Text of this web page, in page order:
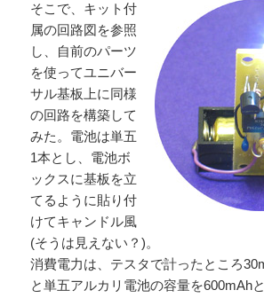
そこで、キット付
属の回路図を参照
し、自前のパーツ
を使ってユニバー
サル基板上に同様
の回路を構築して
みた。電池は単五
1本とし、電池ボ
ックスに基板を立
てるように貼り付
けてキャンドル風
(そうは見えない？)。
消費電力は、テスタで計ったところ
と単五アルカリ電池の容量を600mAh